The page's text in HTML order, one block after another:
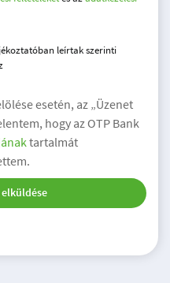
leírtak szerinti
esetén, az „Üzenet
hogy az OTP Bank
tartalmát